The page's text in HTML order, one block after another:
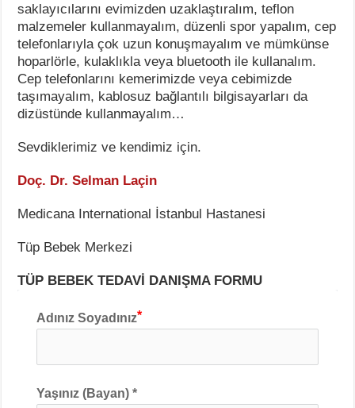
saklayıcılarını evimizden uzaklaştıralım, teflon
malzemeler kullanmayalım, düzenli spor yapalım, cep
telefonlarıyla çok uzun konuşmayalım ve mümkünse
hoparlörle, kulaklıkla veya bluetooth ile kullanalım.
Cep telefonlarını kemerimizde veya cebimizde
taşımayalım, kablosuz bağlantılı bilgisayarları da
dizüstünde kullanmayalım…
Sevdiklerimiz ve kendimiz için.
Doç. Dr. Selman Laçin
Medicana International İstanbul Hastanesi
Tüp Bebek Merkezi
TÜP BEBEK TEDAVİ DANIŞMA FORMU
Adınız Soyadınız
Yaşınız (Bayan) *